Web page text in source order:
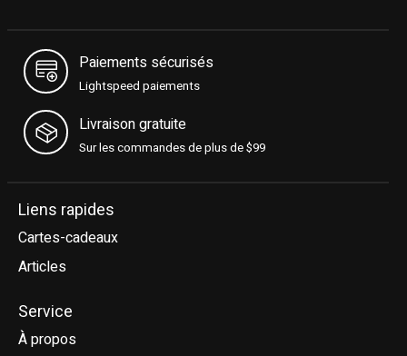
Paiements sécurisés
Lightspeed paiements
Livraison gratuite
Sur les commandes de plus de $99
Liens rapides
Cartes-cadeaux
Articles
Service
À propos